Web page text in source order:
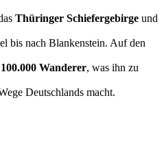
Thüringer Schiefergebirge und
bis nach Blankenstein. Auf den
100.000 Wanderer, was ihn zu
Deutschlands macht.